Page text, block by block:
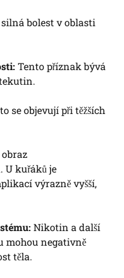
bolest v oblasti
Tento příznak bývá
se objevují při těžších
U kuřáků je
výrazně vyšší,
Nikotin a další
mohou negativně
těla.